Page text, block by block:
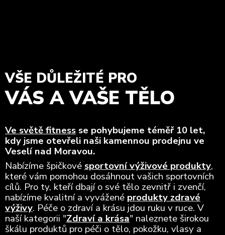
VŠE DŮLEŽITÉ PRO
VÁS A VAŠE TĚLO
Ve světě fitness se pohybujeme téměř 10 let,
kdy jsme otevřeli naši kamennou prodejnu ve
Veselí nad Moravou.
Nabízíme špičkovésportovní výživové produkty,
které vám pomohou dosáhnout vašich sportovních
cílů. Pro ty, kteří dbají o své tělo zevnitř i zvenčí,
nabízíme kvalitní a vyvážené produkty zdravé
výživy. Péče o zdraví a krásu jdou ruku v ruce. V
naší kategorii "Zdraví a krása" naleznete širokou
škálu produktů pro péči o tělo, pokožku, vlasy a